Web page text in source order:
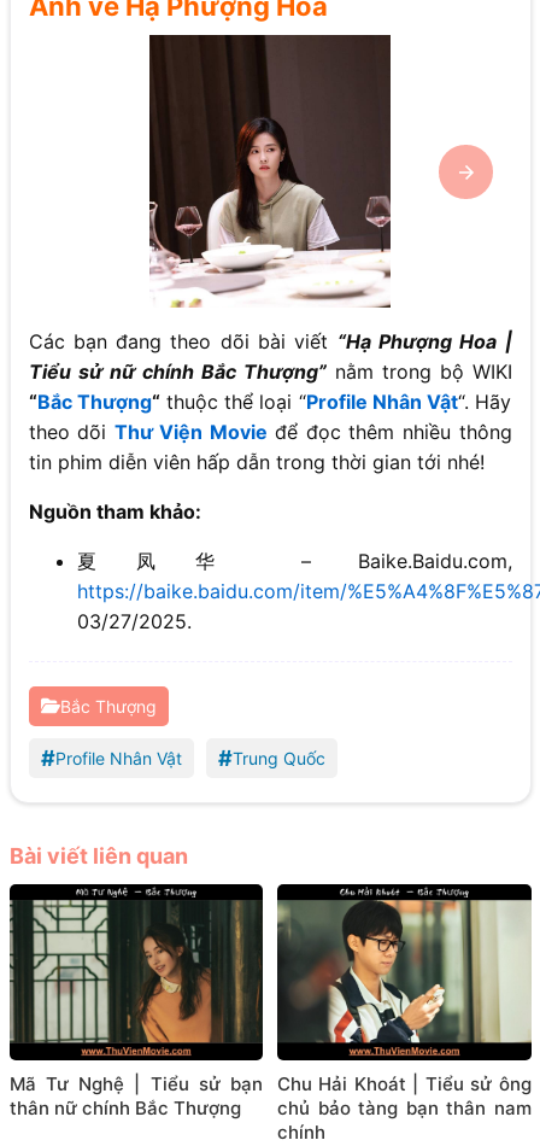
Ảnh về Hạ Phượng Hoa
Các bạn đang theo dõi bài viết “Hạ Phượng Hoa |
Tiểu sử nữ chính Bắc Thượng”nằm trong bộ WIKI
“Bắc Thượng“thuộc thể loại “Profile Nhân Vật“. Hãy
theo dõi Thư Viện Movie để đọc thêm nhiều thông
tin phim diễn viên hấp dẫn trong thời gian tới nhé!
Nguồn tham khảo:
夏凤华 – Baike.Baidu.com,
https://baike.baidu.com/item/
03/27/2025.
Bắc Thượng
#Profile Nhân Vật #Trung Quốc
Bài viết liên quan
Mã Tư Nghệ | Tiểu sử bạn
thân nữ chính Bắc Thượng
Chu Hải Khoát | Tiểu sử ông
chủ bảo tàng bạn thân nam
chính